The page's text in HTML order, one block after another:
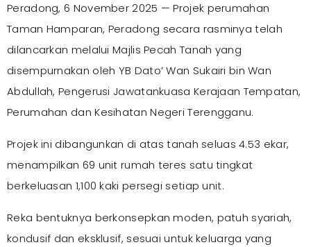
Peradong, 6 November 2025 — Projek perumahan
Taman Hamparan, Peradong secara rasminya telah
dilancarkan melalui Majlis Pecah Tanah yang
disempurnakan oleh YB Dato’ Wan Sukairi bin Wan
Abdullah, Pengerusi Jawatankuasa Kerajaan Tempatan,
Perumahan dan Kesihatan Negeri Terengganu.
Projek ini dibangunkan di atas tanah seluas 4.53 ekar,
menampilkan 69 unit rumah teres satu tingkat
berkeluasan 1,100 kaki persegi setiap unit.
Reka bentuknya berkonsepkan moden, patuh syariah,
kondusif dan eksklusif, sesuai untuk keluarga yang